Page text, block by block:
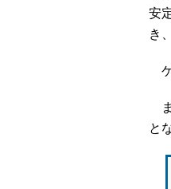
安
き
ゲ
ま
と